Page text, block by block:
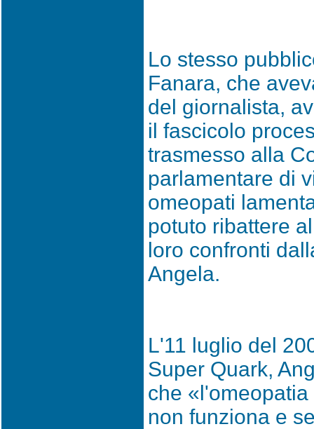
Lo stesso
Fanara, che
del giornalista,
il fascicolo
trasmesso alla
parlamentare di
omeopati
potuto ribattere
loro confronti
Angela.
L'11 luglio del
Super Quark,
che
non funziona e